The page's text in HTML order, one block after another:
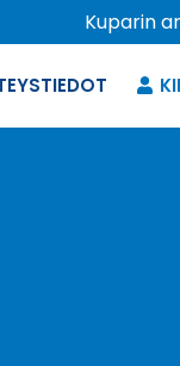
Kuparin